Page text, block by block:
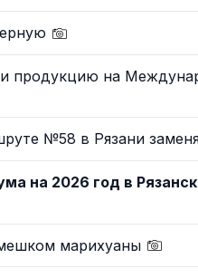
продукцию на
№58 в Рязани
на 2026 год в
марихуаны